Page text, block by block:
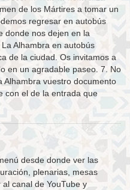
de los Mártires a tomar un
regresar en autobús
donde nos dejen en la
Alhambra en autobús
de la ciudad. Os invitamos a
en un agradable paseo. 7. No
Alhambra vuestro documento
con el de la entrada que
desde donde ver las
plenarias, mesas
al canal de YouTube y